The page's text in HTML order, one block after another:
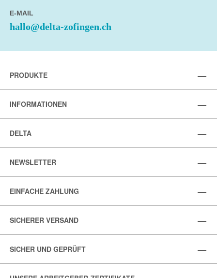
E-MAIL
hallo@delta-zofingen.ch
PRODUKTE
INFORMATIONEN
DELTA
NEWSLETTER
EINFACHE ZAHLUNG
SICHERER VERSAND
SICHER UND GEPRÜFT